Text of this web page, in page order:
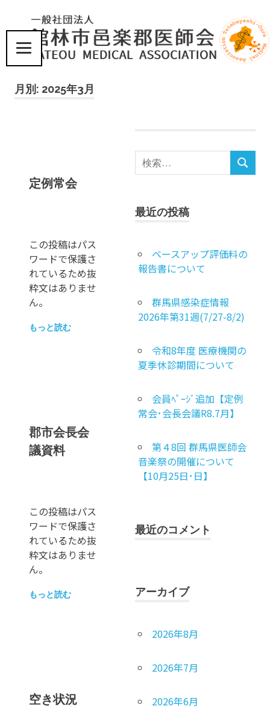
テ
ツ
届
た
に
療
月別: 2025年3月
定例常会
この投稿はパス
ワードで保護さ
れているため抜
粋文はありませ
ん。
もっと読む
郡市会長会
議資料
この投稿はパス
ワードで保護さ
れているため抜
粋文はありませ
ん。
もっと読む
空き状況
検
象
最近の投稿
ベースアップ評価料の
報告書について
群馬県感染症情報
2026年第31週(7/27-8/2)
令和8年度 医療機関の
夏季休診期間について
会員ﾍﾟｰｼﾞ追加【定例
常会･会長会議R8.7月】
第４8回 群馬県医師会
音楽祭の開催について
【10月25日･日】
最近のコメント
アーカイブ
2026年8月
2026年7月
2026年6月